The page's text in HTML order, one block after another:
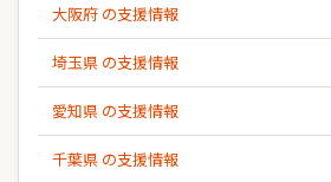
大阪府 の支援情報
埼玉県 の支援情報
愛知県 の支援情報
千葉県 の支援情報